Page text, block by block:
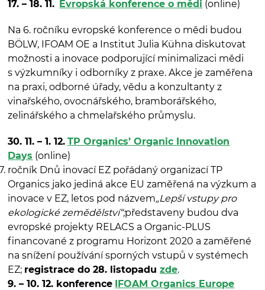
17. – 18. 11. Evropská konference o mědi (online)
Na 6. ročníku evropské konference o mědi budou
BÖLW, IFOAM OE a Institut Julia Kühna diskutovat
možnosti a inovace podporující minimalizaci mědi
s výzkumníky i odborníky z praxe. Akce je zaměřena
na praxi, odborné úřady, vědu a konzultanty z
vinařského, ovocnářského, bramborářského,
zelinářského a chmelařského průmyslu.
30. 11. – 1. 12. TP Organics’ Organic Innovation
Days (online)
ročník Dnů inovací EZ pořádaný organizací TP
Organics jako jediná akce EU zaměřená na výzkum a
inovace v EZ, letos pod názvem„Lepší vstupy pro
ekologické zemědělství“;představeny budou dva
evropské projekty RELACS a Organic-PLUS
financované z programu Horizont 2020 a zaměřené
na snížení používání sporných vstupů v systémech
EZ; registrace do 28. listopaduzde.
9. – 10. 12. konference IFOAM Organics Europe